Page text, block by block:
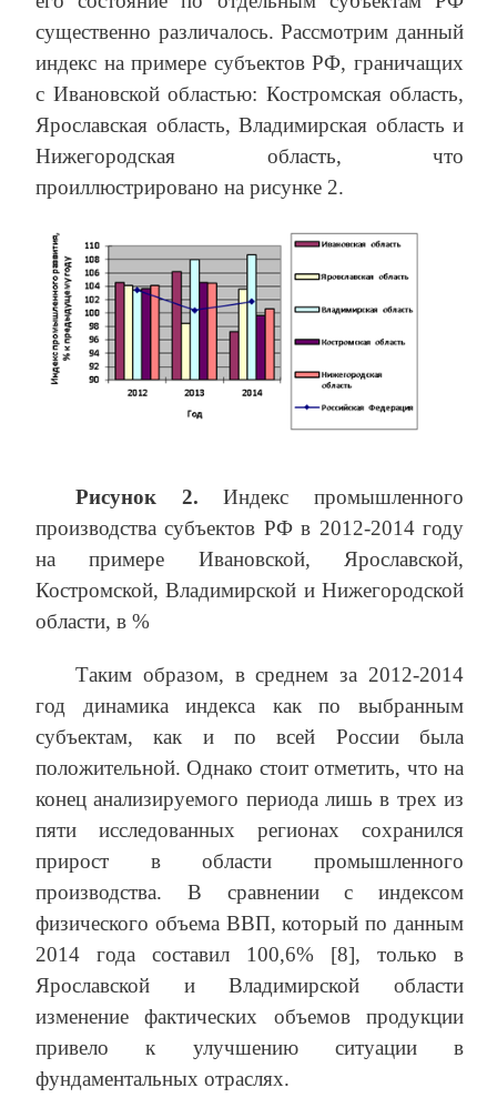
существенно различалось. Рассмотрим данный
индекс на примере субъектов РФ, граничащих
с Ивановской областью: Костромская область,
Ярославская область, Владимирская область и
Нижегородская область, что
проиллюстрировано на рисунке 2.
Рисунок 2. Индекс промышленного
производства субъектов РФ в 2012-2014 году
на примере Ивановской, Ярославской,
Костромской, Владимирской и Нижегородской
области, в %
Таким образом, в среднем за 2012-2014
год динамика индекса как по выбранным
субъектам, как и по всей России была
положительной. Однако стоит отметить, что на
конец анализируемого периода лишь в трех из
пяти исследованных регионах сохранился
прирост в области промышленного
производства. В сравнении с индексом
физического объема ВВП, который по данным
2014 года составил 100,6% [8], только в
Ярославской и Владимирской области
изменение фактических объемов продукции
привело к улучшению ситуации в
фундаментальных отраслях.